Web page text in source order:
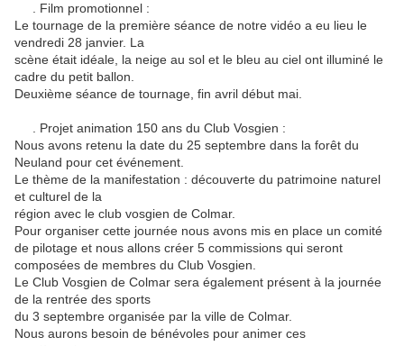
. Film promotionnel :
Le tournage de la première séance de notre vidéo a eu lieu le
vendredi 28 janvier. La
scène était idéale, la neige au sol et le bleu au ciel ont illuminé le
cadre du petit ballon.
Deuxième séance de tournage, fin avril début mai.
. Projet animation 150 ans du Club Vosgien :
Nous avons retenu la date du 25 septembre dans la forêt du
Neuland pour cet événement.
Le thème de la manifestation : découverte du patrimoine naturel
et culturel de la
région avec le club vosgien de Colmar.
Pour organiser cette journée nous avons mis en place un comité
de pilotage et nous allons créer 5 commissions qui seront
composées de membres du Club Vosgien.
Le Club Vosgien de Colmar sera également présent à la journée
de la rentrée des sports
du 3 septembre organisée par la ville de Colmar.
Nous aurons besoin de bénévoles pour animer ces